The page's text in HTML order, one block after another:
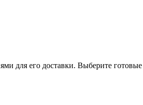
его доставки. Выберите